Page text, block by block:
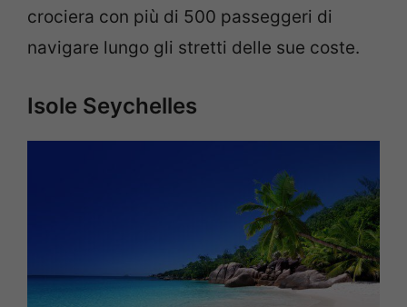
crociera con più di 500 passeggeri di
navigare lungo gli stretti delle sue coste.
Isole Seychelles